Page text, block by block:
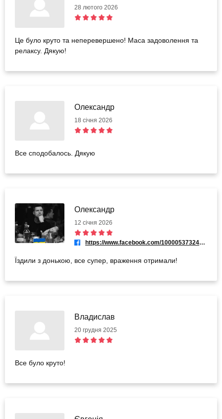
28 лютого 2026
Це було круто та неперевершено! Маса задоволення та
релаксу. Дякую!
Олександр
18 січня 2026
Все сподобалось. Дякую
Олександр
12 січня 2026
https://www.facebook.com/100005373242810
Їздили з донькою, все супер, враження отримали!
Владислав
20 грудня 2025
Все було круто!